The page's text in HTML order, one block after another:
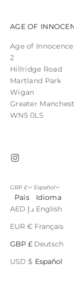
AGE OF
Age of
2
Hillridge Road
Martland Park
Wigan
Greater
WN5 0LS
GBP £
País
AED د.إ
EUR €
GBP £
USD $
Español
Idioma
English
Français
Deutsch
Español